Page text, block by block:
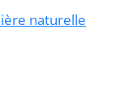
naturelle